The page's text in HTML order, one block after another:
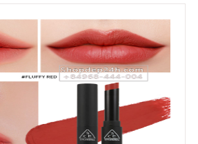
trang | Lột mụn
khác
| CC cream